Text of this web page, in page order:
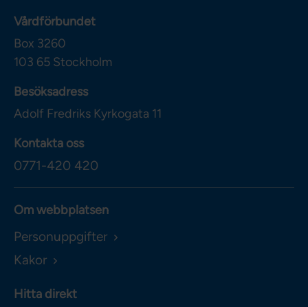
Vårdförbundet
Box 3260
103 65 Stockholm
Besöksadress
Adolf Fredriks Kyrkogata 11
Kontakta oss
0771-420 420
Om webbplatsen
Personuppgifter
Kakor
Hitta direkt